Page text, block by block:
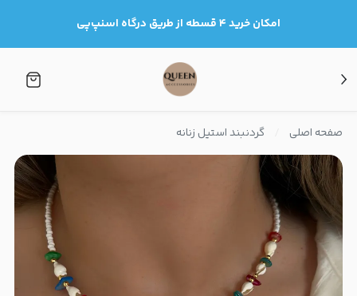
امکان خرید ۴ قسطه از طریق درگاه اسنپ‌پی
صفحه اصلی گردنبند استیل زنانه